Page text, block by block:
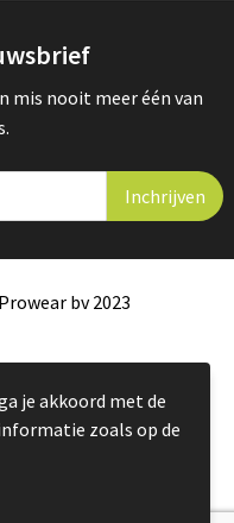
mis nooit meer één van
bv 2023
je akkoord met de
zoals op de